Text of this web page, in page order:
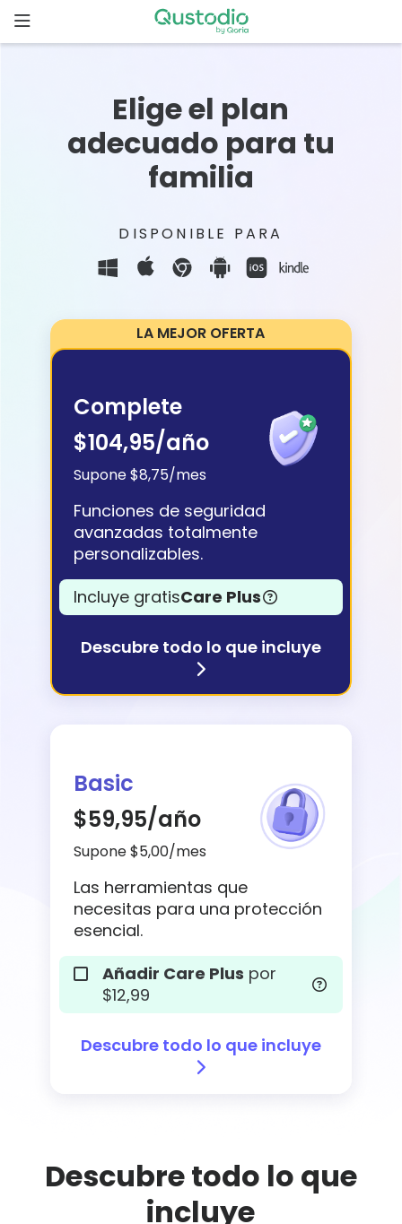
to
content
Funcionalidades
Descargas
Precios
Historias
familiares
aprendizaje
Asistencia
Elige el plan
adecuado para tu
familia
DISPONIBLE PARA
LA MEJOR OFERTA
Complete
$104,95/año
Supone $8,75/mes
Funciones de seguridad
avanzadas totalmente
personalizables.
Incluye gratisCare Plus
Descubre todo lo que incluye
Basic
$59,95/año
Supone $5,00/mes
Las herramientas que
necesitas para una protección
esencial.
Añadir Care Plus por
$12,99
Descubre todo lo que incluye
Descubre todo lo que
incluye